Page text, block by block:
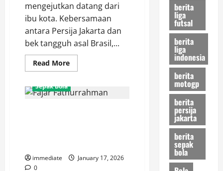
mengejutkan datang dari
ibu kota. Kebersamaan
antara Persija Jakarta dan
bek tangguh asal Brasil,...
Read MoreRead
more
Kasih,
Gustavo
dari
Persija
Sepak Bola
immediate
January 17, 2026
0
berita
liga
futsal
berita
liga
indonesia
berita
motogp
berita
persija
jakarta
berita
sepak
bola